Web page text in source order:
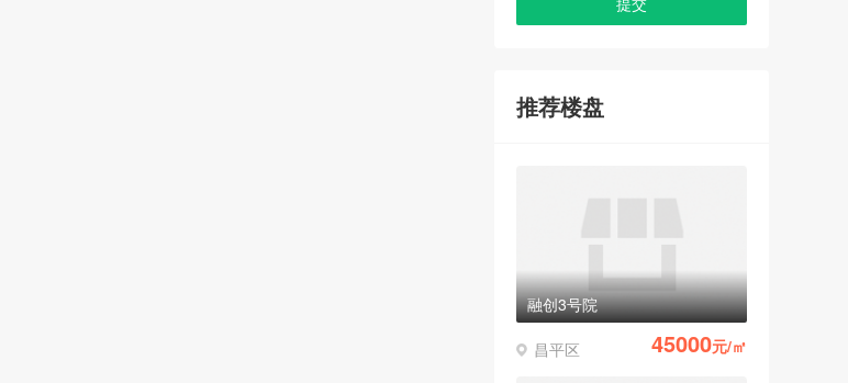
推荐楼盘
融创3号院
昌平区 45000元/㎡